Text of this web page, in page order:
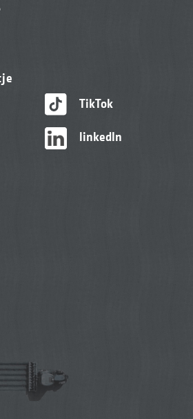
TikTok
linkedIn